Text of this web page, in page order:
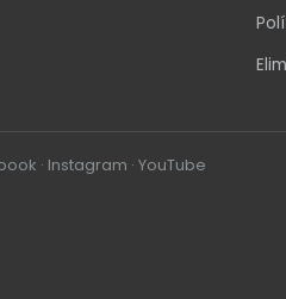
· Instagram · YouTube